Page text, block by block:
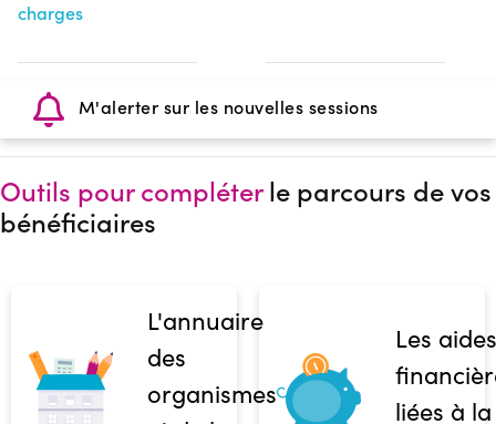
charges
M'alerter sur les nouvelles sessions
Outils pour compléterle parcours de vos
bénéficiaires
L'annuaire
des
organismes
Les aides
liées à la